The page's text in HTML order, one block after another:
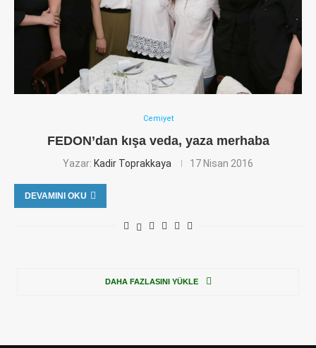
Cemiyet
FEDON’dan kışa veda, yaza merhaba
Yazar: Kadir Toprakkaya 17 Nisan 2016
DEVAMINI OKU
DAHA FAZLASINI YÜKLE